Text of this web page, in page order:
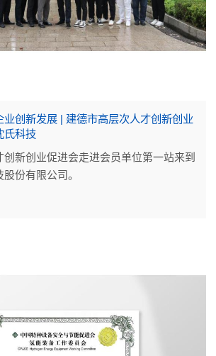
业创新发展 | 建德市高层次人才创新创业
氏科技
创新创业促进会走进会员单位第一站来到
份有限公司。